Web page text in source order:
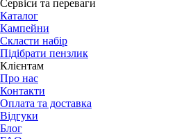
Сервіси та переваги
Каталог
Кампейни
Скласти набір
Підібрати пензлик
Клієнтам
Про нас
Контакти
Оплата та доставка
Відгуки
Блог